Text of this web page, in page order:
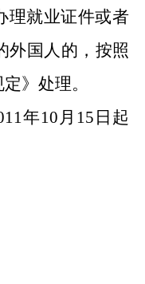
理就业证件或者
外国人的，按照
》处理。
年10月15日起